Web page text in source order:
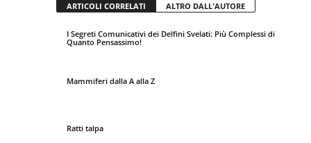
ARTICOLI CORRELATI ALTRO DALL'AUTORE
I Segreti Comunicativi dei Delfini Svelati: Più Complessi di
Quanto Pensassimo!
Mammiferi dalla A alla Z
Ratti talpa